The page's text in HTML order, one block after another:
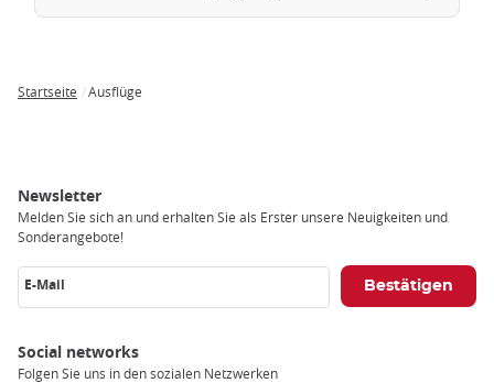
Startseite Ausflüge
Newsletter
Melden Sie sich an und erhalten Sie als Erster unsere Neuigkeiten und
Sonderangebote!
E-Mail
Social networks
Folgen Sie uns in den sozialen Netzwerken